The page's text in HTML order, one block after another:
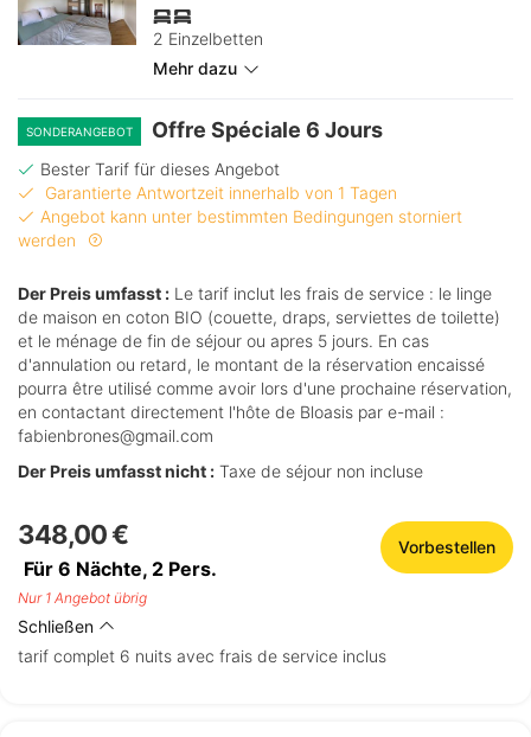
2 Einzelbetten
Mehr dazu
SONDERANGEBOT Offre Spéciale 6 Jours
Bester Tarif für dieses Angebot
Garantierte Antwortzeit innerhalb von 1 Tagen
Angebot kann unter bestimmten Bedingungen storniert
werden
Der Preis umfasst : Le tarif inclut les frais de service : le linge
de maison en coton BIO (couette, draps, serviettes de toilette)
et le ménage de fin de séjour ou apres 5 jours. En cas
d'annulation ou retard, le montant de la réservation encaissé
pourra être utilisé comme avoir lors d'une prochaine réservation,
en contactant directement l'hôte de Bloasis par e-mail :
fabienbrones@gmail.com
Der Preis umfasst nicht : Taxe de séjour non incluse
348,00 €
Für 6 Nächte, 2 Pers.
Vorbestellen
Nur 1 Angebot übrig
Schließen
tarif complet 6 nuits avec frais de service inclus